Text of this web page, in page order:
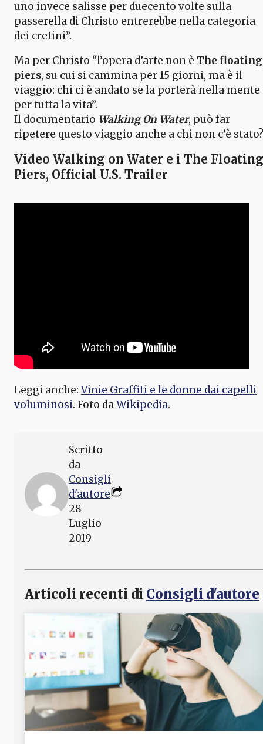
uno invece salisse per duecento volte sulla
passerella di Christo entrerebbe nella categoria
dei cretini”.
Ma per Christo “l’opera d’arte non è The floating
piers, su cui si cammina per 15 giorni, ma è il
viaggio: chi ci è andato se la porterà nella mente
per tutta la vita”.
Il documentario Walking On Water, può far
ripetere questo viaggio anche a chi non c’è
Video Walking on Water e i The Floating
Piers, Official U.S. Trailer
Leggi anche:Vinie Graffiti e le donne dai capelli
voluminosi. Foto daWikipedia.
Scritto
da
Consigli
d'autore
28
Luglio
2019
Articoli recenti di Consigli d'autore